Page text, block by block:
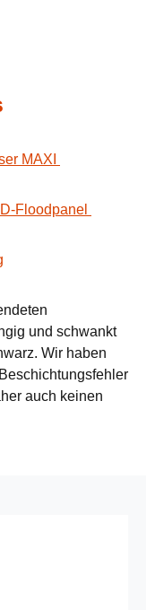
MAXI
Floodpanel
und schwankt
Wir haben
auch keinen